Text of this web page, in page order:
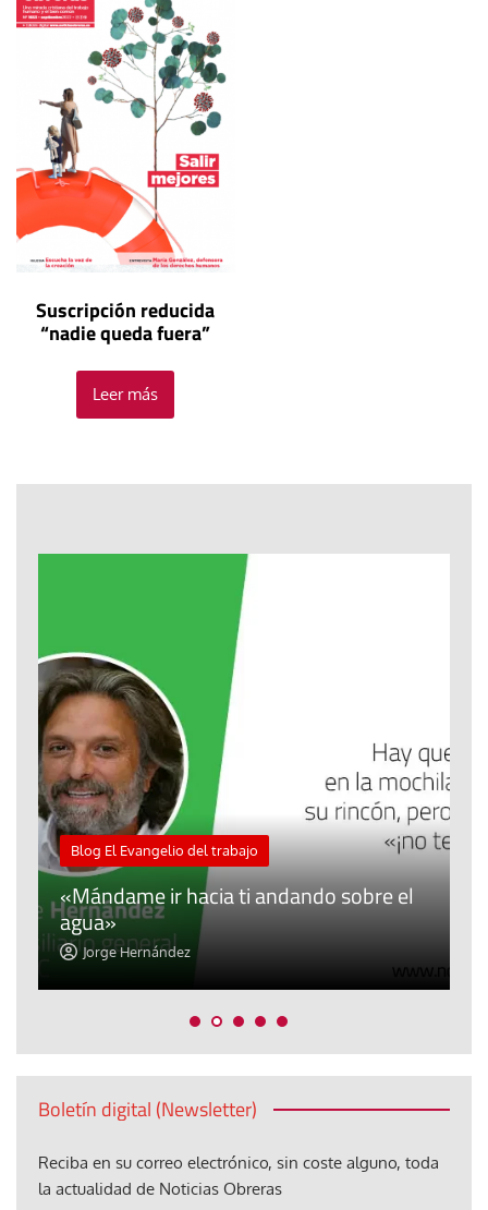
Suscripción reducida
“nadie queda fuera”
Leer más
Blog El Evangelio del trabajo
«Mándame ir hacia ti andando sobre el
agua»
Jorge Hernández
Boletín digital (Newsletter)
Reciba en su correo electrónico, sin coste alguno, toda
la actualidad de Noticias Obreras